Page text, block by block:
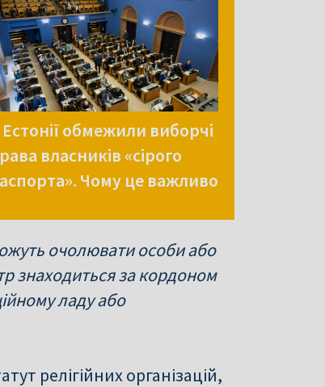
обмежили виборчі
власників «сірого
Чому це важливо
очолювати особи або
знаходиться за кордоном
ладу або
релігійних організацій,